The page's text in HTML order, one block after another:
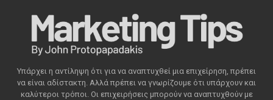
Υπάρχει η αντίληψη ότι για να αναπτυχθεί μια επιχείρηση, πρέπει
να είναι αδίστακτη. Αλλά πρέπει να γνωρίζουμε ότι υπάρχουν και
καλύτεροι τρόποι. Οι επιχειρήσεις μπορούν να αναπτυχθούν με